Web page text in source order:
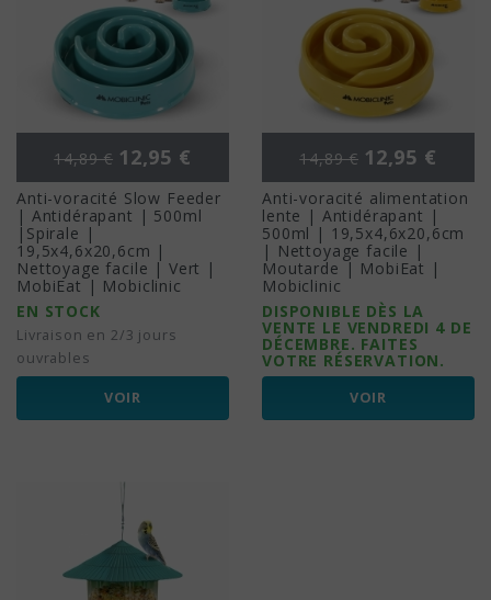
Prix de base
14,89 € Prix
12,95 €
Anti-voracité Slow Feeder
| Antidérapant | 500ml
|Spirale |
19,5x4,6x20,6cm |
Nettoyage facile | Vert |
MobiEat | Mobiclinic
EN STOCK
Livraison en 2/3 jours
ouvrables
VOIR
Prix de base
14,89 € Prix
12,95 €
Anti-voracité alimentation
lente | Antidérapant |
500ml | 19,5x4,6x20,6cm
| Nettoyage facile |
Moutarde | MobiEat |
Mobiclinic
DISPONIBLE DÈS LA
VENTE LE VENDREDI 4 DE
DÉCEMBRE. FAITES
VOTRE RÉSERVATION.
VOIR